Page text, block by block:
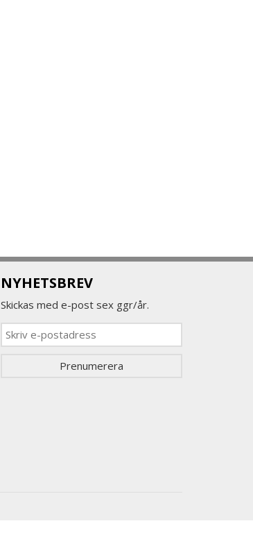
NYHETSBREV
Skickas med e-post sex ggr/år.